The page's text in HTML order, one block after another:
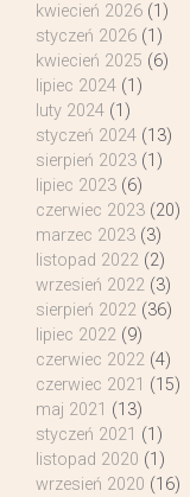
kwiecień 2026 (1)
styczeń 2026 (1)
kwiecień 2025 (6)
lipiec 2024 (1)
luty 2024 (1)
styczeń 2024 (13)
sierpień 2023 (1)
lipiec 2023 (6)
czerwiec 2023 (20)
marzec 2023 (3)
listopad 2022 (2)
wrzesień 2022 (3)
sierpień 2022 (36)
lipiec 2022 (9)
czerwiec 2022 (4)
czerwiec 2021 (15)
maj 2021 (13)
styczeń 2021 (1)
listopad 2020 (1)
wrzesień 2020 (16)